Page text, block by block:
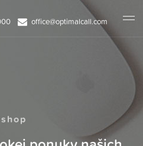
office@optimalcall.com